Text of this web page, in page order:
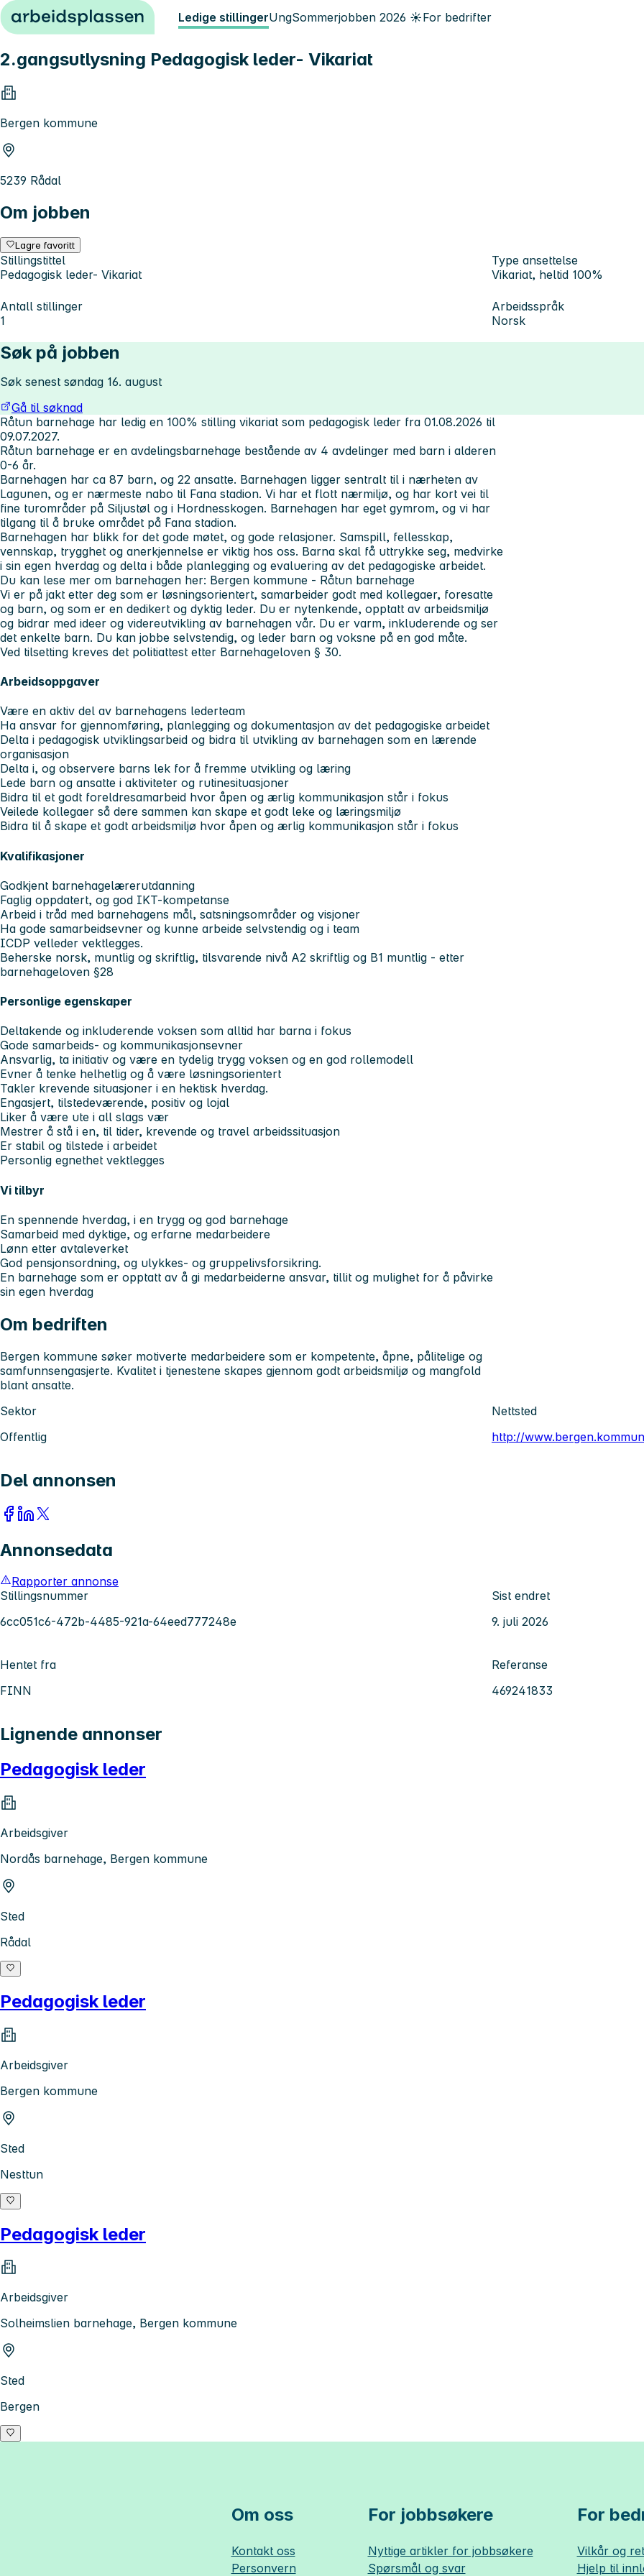
Hopp til innhold Ledige stillingerUngSommerjobben 2026 ☀️For bedrifter
2.gangsutlysning Pedagogisk leder- Vikariat
Bergen kommune
5239 Rådal
Om jobben
Lagre favoritt
Stillingstittel
Pedagogisk leder- Vikariat
Type ansettelse
Vikariat, heltid 100%
Antall stillinger
1
Arbeidsspråk
Norsk
Søk på jobben
Søk senest søndag 16. august
Gå til søknad
Råtun barnehage har ledig en 100% stilling vikariat som pedagogisk leder fra 01.08.2026 til
09.07.2027.
Råtun barnehage er en avdelingsbarnehage bestående av 4 avdelinger med barn i alderen
0-6 år.
Barnehagen har ca 87 barn, og 22 ansatte. Barnehagen ligger sentralt til i nærheten av
Lagunen, og er nærmeste nabo til Fana stadion. Vi har et flott nærmiljø, og har kort vei til
fine turområder på Siljustøl og i Hordnesskogen. Barnehagen har eget gymrom, og vi har
tilgang til å bruke området på Fana stadion.
Barnehagen har blikk for det gode møtet, og gode relasjoner. Samspill, fellesskap,
vennskap, trygghet og anerkjennelse er viktig hos oss. Barna skal få uttrykke seg, medvirke
i sin egen hverdag og delta i både planlegging og evaluering av det pedagogiske arbeidet.
Du kan lese mer om barnehagen her: Bergen kommune - Råtun barnehage
Vi er på jakt etter deg som er løsningsorientert, samarbeider godt med kollegaer, foresatte
og barn, og som er en dedikert og dyktig leder. Du er nytenkende, opptatt av arbeidsmiljø
og bidrar med ideer og videreutvikling av barnehagen vår. Du er varm, inkluderende og ser
det enkelte barn. Du kan jobbe selvstendig, og leder barn og voksne på en god måte.
Ved tilsetting kreves det politiattest etter Barnehageloven § 30.
Arbeidsoppgaver
Være en aktiv del av barnehagens lederteam
Ha ansvar for gjennomføring, planlegging og dokumentasjon av det pedagogiske arbeidet
Delta i pedagogisk utviklingsarbeid og bidra til utvikling av barnehagen som en lærende
organisasjon
Delta i, og observere barns lek for å fremme utvikling og læring
Lede barn og ansatte i aktiviteter og rutinesituasjoner
Bidra til et godt foreldresamarbeid hvor åpen og ærlig kommunikasjon står i fokus
Veilede kollegaer så dere sammen kan skape et godt leke og læringsmiljø
Bidra til å skape et godt arbeidsmiljø hvor åpen og ærlig kommunikasjon står i fokus
Kvalifikasjoner
Godkjent barnehagelærerutdanning
Faglig oppdatert, og god IKT-kompetanse
Arbeid i tråd med barnehagens mål, satsningsområder og visjoner
Ha gode samarbeidsevner og kunne arbeide selvstendig og i team
ICDP velleder vektlegges.
Beherske norsk, muntlig og skriftlig, tilsvarende nivå A2 skriftlig og B1 muntlig - etter
barnehageloven §28
Personlige egenskaper
Deltakende og inkluderende voksen som alltid har barna i fokus
Gode samarbeids- og kommunikasjonsevner
Ansvarlig, ta initiativ og være en tydelig trygg voksen og en god rollemodell
Evner å tenke helhetlig og å være løsningsorientert
Takler krevende situasjoner i en hektisk hverdag.
Engasjert, tilstedeværende, positiv og lojal
Liker å være ute i all slags vær
Mestrer å stå i en, til tider, krevende og travel arbeidssituasjon
Er stabil og tilstede i arbeidet
Personlig egnethet vektlegges
Vi tilbyr
En spennende hverdag, i en trygg og god barnehage
Samarbeid med dyktige, og erfarne medarbeidere
Lønn etter avtaleverket
God pensjonsordning, og ulykkes- og gruppelivsforsikring.
En barnehage som er opptatt av å gi medarbeiderne ansvar, tillit og mulighet for å påvirke
sin egen hverdag
Om bedriften
Bergen kommune søker motiverte medarbeidere som er kompetente, åpne, pålitelige og
samfunnsengasjerte. Kvalitet i tjenestene skapes gjennom godt arbeidsmiljø og mangfold
blant ansatte.
Sektor
Offentlig
Nettsted
http://
Del annonsen
Annonsedata
Rapporter annonse
Stillingsnummer
6cc051c6-472b-4485-921a-64eed777248e
Sist endret
9. juli 2026
Hentet fra
FINN
Referanse
469241833
Lignende annonser
Pedagogisk leder
Arbeidsgiver
Nordås barnehage, Bergen kommune
Sted
Rådal
Pedagogisk leder
Arbeidsgiver
Bergen kommune
Sted
Nesttun
Pedagogisk leder
Arbeidsgiver
Solheimslien barnehage, Bergen kommune
Sted
Bergen
Om oss
Kontakt oss
Personvern
For jobbsøkere
Nyttige artikler for jobbsøkere
Spørsmål og svar
For
Vilkår og
Hjelp til